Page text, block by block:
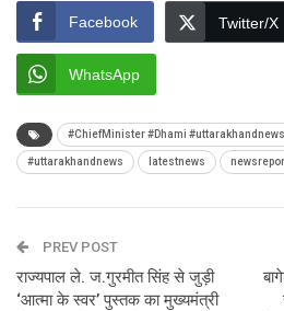
Facebook Twitter/X
WhatsApp
#ChiefMinister #Dhami
#uttarakhandnews latestnews
PREV POST
राज्यपाल ले. ज.गुरमीत सिंह से जुड़ी
‘आत्मा के स्वर’ पुस्तक का मुख्यमंत्री